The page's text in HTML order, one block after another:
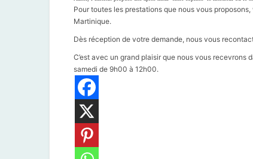
Pour toutes les prestations que nous vous
Martinique.
Dès réception de votre demande, nous vous
C’est avec un grand plaisir que nous vous
samedi de 9h00 à 12h00.